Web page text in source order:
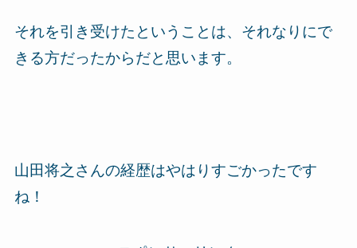
それを引き受けたということは、それなりにで
きる方だったからだと思います。
山田将之さんの経歴はやはりすごかったです
ね！